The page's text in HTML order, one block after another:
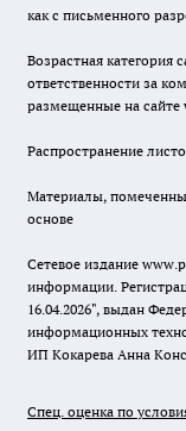
как с письменного
Возрастная категория
ответственности за
размещенные на сайте
Распространение
Материалы,
основе
Сетевое издание
информации.
16.04.2026", выдан
информационных
ИП Кокарева Анна
Спец. оценка по